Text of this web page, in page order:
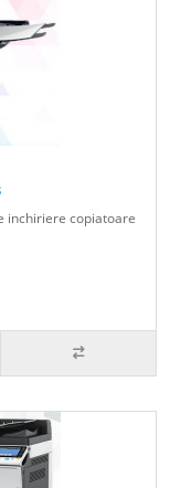
inchiriere copiatoare